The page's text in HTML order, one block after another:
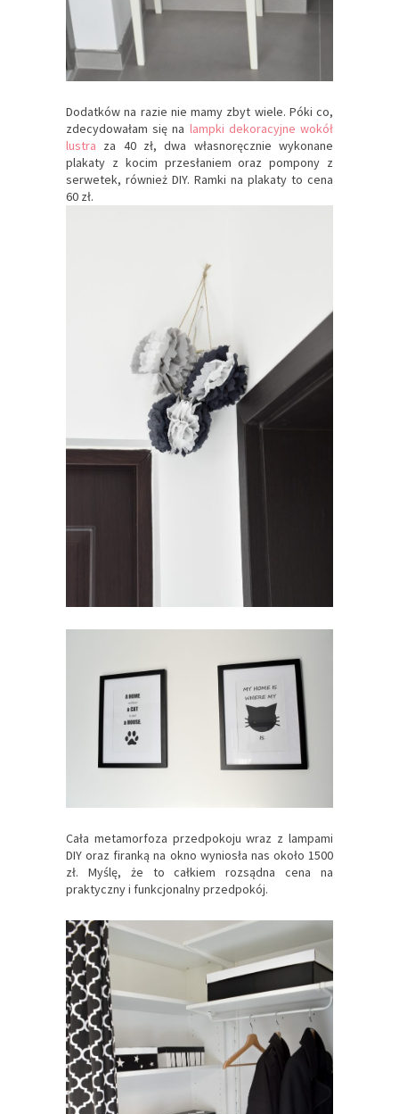
Dodatków na razie nie mamy zbyt wiele. Póki co,
zdecydowałam się na lampki dekoracyjne wokół
lustra za 40 zł, dwa własnoręcznie wykonane
plakaty z kocim przesłaniem oraz pompony z
serwetek, również DIY. Ramki na plakaty to cena
60 zł.
Cała metamorfoza przedpokoju wraz z lampami
DIY oraz firanką na okno wyniosła nas około 1500
zł. Myślę, że to całkiem rozsądna cena na
praktyczny i funkcjonalny przedpokój.